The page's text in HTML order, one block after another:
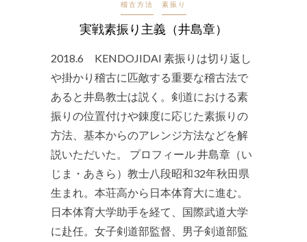
稽古方法 素振り
実戦素振り主義（井島章）
2018.6 KENDOJIDAI 素振りは切り返し
や掛かり稽古に匹敵する重要な稽古法で
あると井島教士は説く。剣道における素
振りの位置付けや錬度に応じた素振りの
方法、基本からのアレンジ方法などを解
説いただいた。 プロフィール 井島章（い
じま・あきら）教士八段昭和32年秋田県
生まれ。本荘高から日本体育大に進む。
日本体育大学助手を経て、国際武道大学
に赴任。女子剣道部監督、男子剣道部監